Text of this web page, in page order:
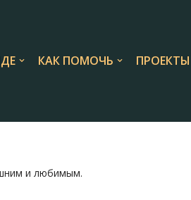
КАК ПОМОЧЬ ПРОЕКТЫ
и любимым.